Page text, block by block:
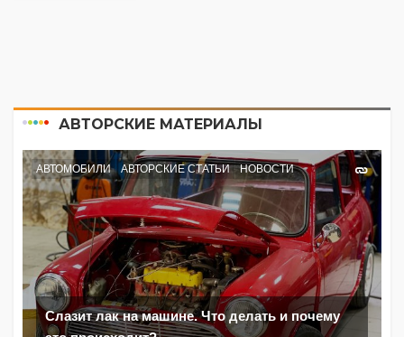
АВТОРСКИЕ МАТЕРИАЛЫ
АВТОМОБИЛИ АВТОРСКИЕ СТАТЬИ НОВОСТИ
Слазит лак на машине. Что делать и почему